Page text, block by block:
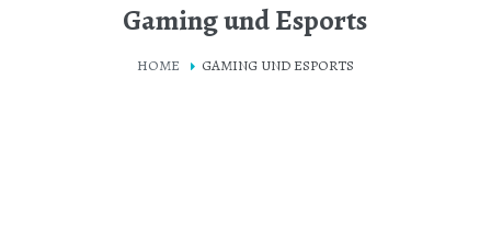
Gaming und Esports
HOME GAMING UND ESPORTS